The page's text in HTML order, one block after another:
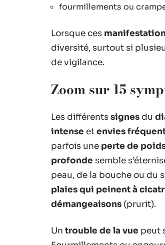
fourmillements ou
Lorsque ces
diversité, surtout si
de vigilance.
Zoom sur 15
Les différentssignes du
intense etenvies
parfois une perte de
profonde semble
peau, de la bouche ou du
plaies qui peinent à
démangeaisons (prurit).
Un trouble de la vue peut